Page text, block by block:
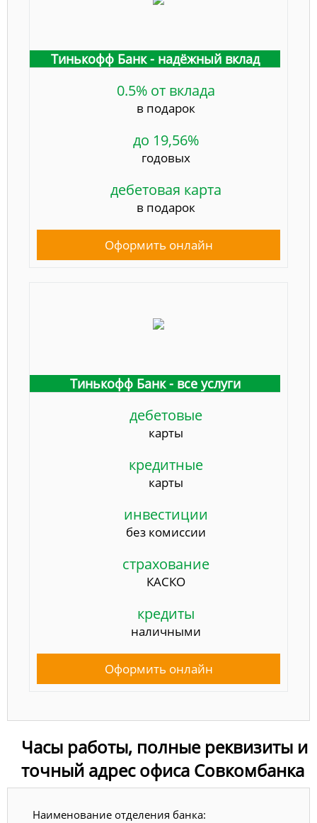
Тинькофф Банк - надёжный вклад
0.5% от вклада
в подарок
до 19,56%
годовых
дебетовая карта
в подарок
Оформить онлайн
Тинькофф Банк - все услуги
дебетовые
карты
кредитные
карты
инвестиции
без комиссии
страхование
КАСКО
кредиты
наличными
Оформить онлайн
Часы работы, полные реквизиты и
точный адрес офиса Совкомбанка
Наименование отделения банка: